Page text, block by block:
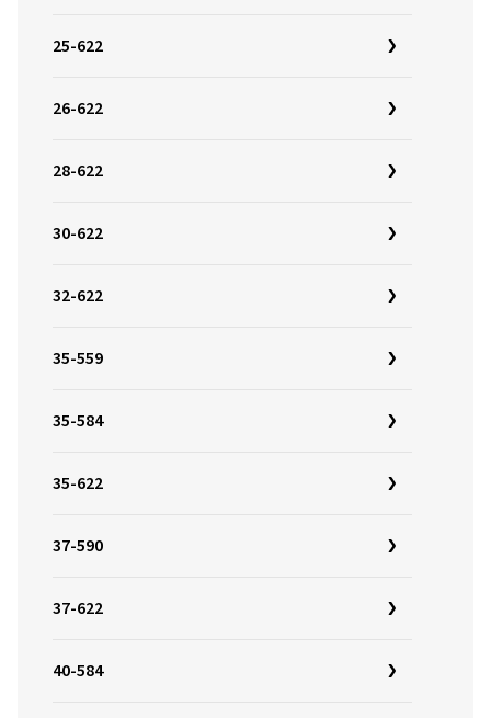
25-622
26-622
28-622
30-622
32-622
35-559
35-584
35-622
37-590
37-622
40-584